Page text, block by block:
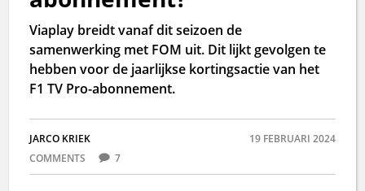
Viaplay breidt vanaf dit seizoen de
samenwerking met FOM uit. Dit lijkt gevolgen te
hebben voor de jaarlijkse kortingsactie van het
F1 TV Pro-abonnement.
JARCO KRIEK
19 FEBRUARI 2024
COMMENTS
7